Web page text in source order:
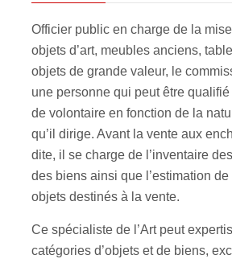
Officier public en charge de la
objets d’art, meubles anciens,
objets de grande valeur, le
une personne qui peut être
de volontaire en fonction de la
qu’il dirige. Avant la vente aux
dite, il se charge de l’inventaire
des biens ainsi que l’estimation
objets destinés à la vente.
Ce spécialiste de l’Art peut
catégories d’objets et de biens,